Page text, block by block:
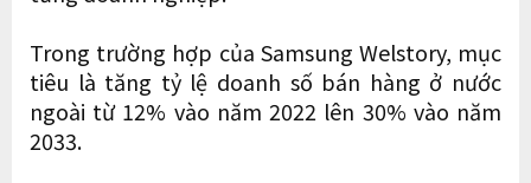
Trong trường hợp của Samsung Welstory, mục
tiêu là tăng tỷ lệ doanh số bán hàng ở nước
ngoài từ 12% vào năm 2022 lên 30% vào năm
2033.